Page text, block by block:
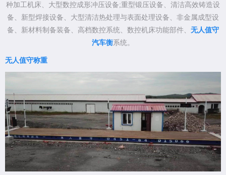
种加工机床、大型数控成形冲压设备;重型锻压设备、清洁高效铸造设
备、新型焊接设备、大型清洁热处理与表面处理设备、非金属成型设
备、新材料制备装备、高档数控系统、数控机床功能部件、 无人值守
汽车衡系统。
无人值守称重